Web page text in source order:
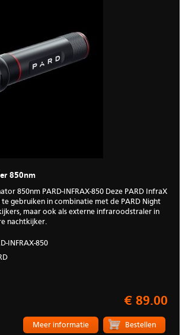
850nm
850nm PARD-INFRAX-850 Deze PARD InfraX
te gebruiken in combinatie met de PARD Night
maar ook als externe infraroodstraler in
nachtkijker.
INFRAX-850
€ 89.00
Meer informatie